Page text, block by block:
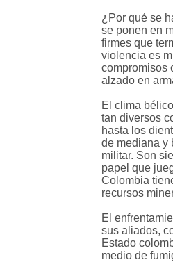
¿Por qué se
se ponen en
firmes que
violencia es
compromisos
alzado en
El clima
tan diversos
hasta los
de mediana y
militar. Son
papel que
Colombia
recursos
El
sus aliados,
Estado
medio de